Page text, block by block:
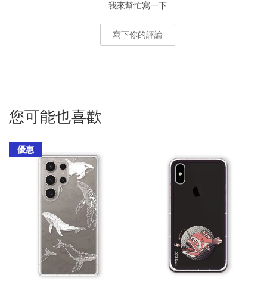
我來幫忙寫一下
寫下你的評論
您可能也喜歡
優惠